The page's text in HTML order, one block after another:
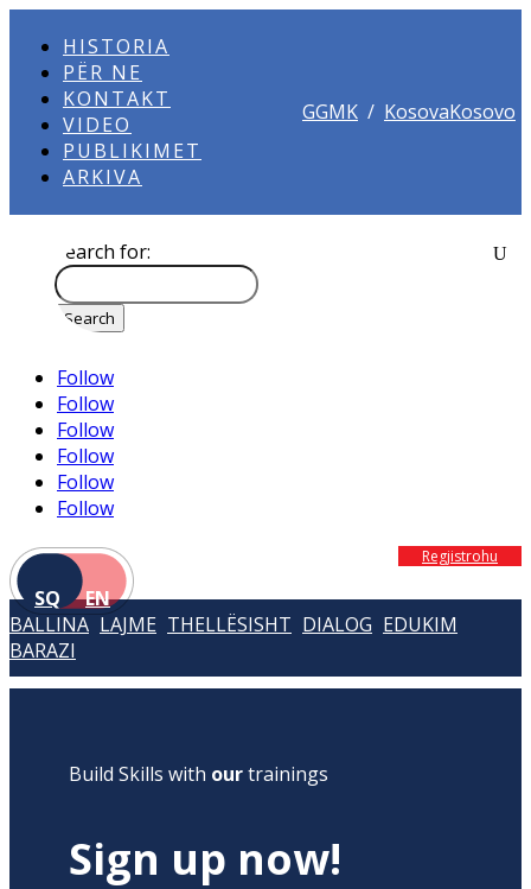
HISTORIA
PËR NE
KONTAKT
VIDEO
PUBLIKIMET
ARKIVA
GGMK / KosovaKosovo
Search for:
Follow
Follow
Follow
Follow
Follow
Follow
SQ EN
Regjistrohu
BALLINA LAJME THELLËSISHT DIALOG EDUKIM
BARAZI
Build Skills with ourtrainings
Sign up now!